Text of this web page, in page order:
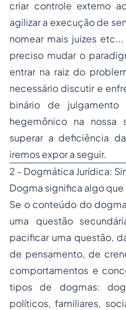
criar controle externo
agilizar a execução de
nomear mais juizes
preciso mudar o
entrar na raiz do
necessário discutir e
binário de
hegemônico na nossa
superar a deficiência
iremos expor a seguir.
2 - Dogmática Jurídica:
Dogma significa algo
Se o conteúdo do
uma questão
pacificar uma questão,
de pensamento, de
comportamentos e
tipos de dogmas:
políticos, familiares,